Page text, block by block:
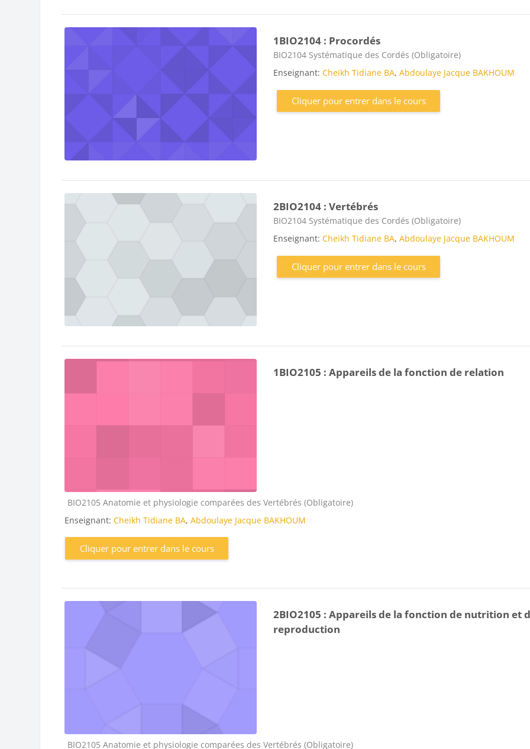
1BIO2104 : Procordés
Catégorie de cours
BIO2104 Systématique des Cordés (Obligatoire)
Enseignant:Cheikh Tidiane BA,Abdoulaye Jacque BAKHOUM
Cliquer pour entrer dans le cours
2BIO2104 : Vertébrés
Catégorie de cours
BIO2104 Systématique des Cordés (Obligatoire)
Enseignant:Cheikh Tidiane BA,Abdoulaye Jacque BAKHOUM
Cliquer pour entrer dans le cours
1BIO2105 : Appareils de la fonction de relation
Catégorie de cours
BIO2105 Anatomie et physiologie comparées des Vertébrés (Obligatoire)
Enseignant:Cheikh Tidiane BA,Abdoulaye Jacque BAKHOUM
Cliquer pour entrer dans le cours
2BIO2105 : Appareils de la fonction de nutrition et
reproduction
Catégorie de cours
BIO2105 Anatomie et physiologie comparées des Vertébrés (Obligatoire)